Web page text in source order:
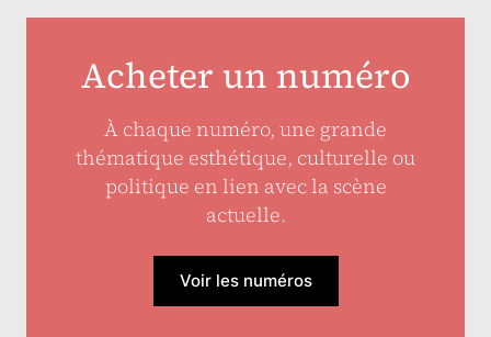
Acheter un numéro
À chaque numéro, une grande
thématique esthétique, culturelle ou
politique en lien avec la scène
actuelle.
Voir les numéros